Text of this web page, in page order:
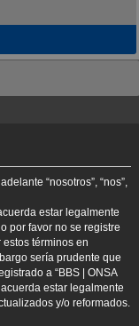
“nosotros”, “nos”,
estar legalmente
por favor no se registre
estos términos en
sería prudente que
a “BBS | ONSA
estar legalmente
y/o reformados.